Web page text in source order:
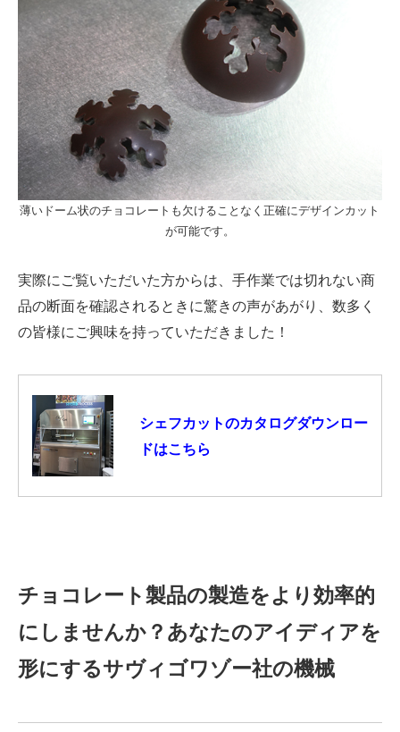
薄いドーム状のチョコレートも欠けることなく正確にデザインカット
が可能です。
実際にご覧いただいた方からは、手作業では切れない商
品の断面を確認されるときに驚きの声があがり、数多く
の皆様にご興味を持っていただきました！
シェフカットのカタログダウンロー
ドはこちら
チョコレート製品の製造をより効率的
にしませんか？あなたのアイディアを
形にするサヴィゴワゾー社の機械